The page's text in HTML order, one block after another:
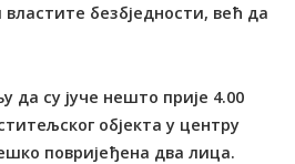
безбједности, већ да
да су јуче нешто прије 4.00
објекта у центру
повријеђена два лица.